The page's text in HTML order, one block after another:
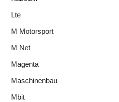
Lte
M Motorsport
M Net
Magenta
Maschinenbau
Mbit